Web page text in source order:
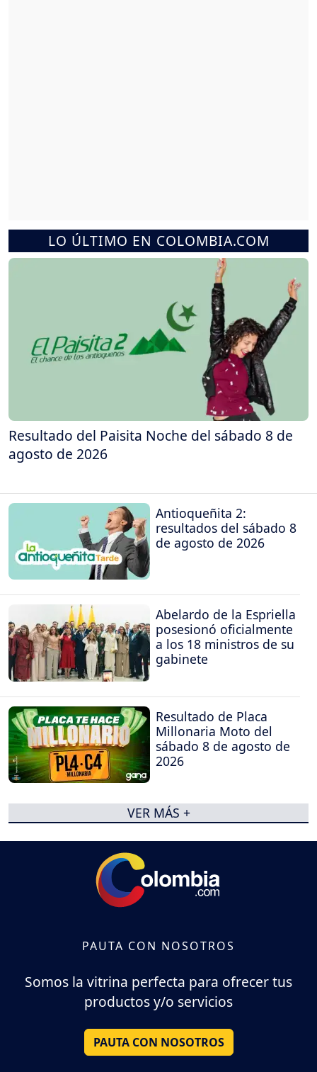
LO ÚLTIMO EN COLOMBIA.COM
Resultado del Paisita Noche del sábado 8 de
agosto de 2026
Antioqueñita 2:
resultados del sábado 8
de agosto de 2026
Abelardo de la Espriella
posesionó oficialmente
a los 18 ministros de su
gabinete
Resultado de Placa
Millonaria Moto del
sábado 8 de agosto de
2026
VER MÁS +
PAUTA CON NOSOTROS
Somos la vitrina perfecta para ofrecer tus
productos y/o servicios
PAUTA CON NOSOTROS